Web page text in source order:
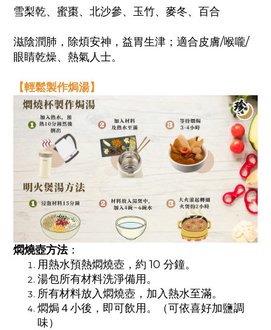
雪梨乾、蜜棗、北沙參、玉竹、麥冬、百合
滋陰潤肺，除煩安神，益胃生津；適合皮膚/喉嚨/
眼睛乾燥、熱氣人士。
【輕鬆製作焗湯】
燜燒壺方法：
用熱水預熱燜燒壺，約 10 分鐘。
湯包所有材料洗淨備用。
所有材料放入燜燒壺，加入熱水至滿。
燜焗４小後，即可飲用。（可依喜好加鹽調
味）